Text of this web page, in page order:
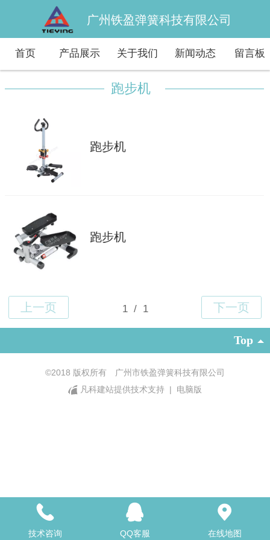
广州铁盈弹簧科技有限公司
首页 产品展示 关于我们 新闻动态 留言板
跑步机
跑步机
跑步机
Top
©2018 版权所有 广州市铁盈弹簧科技有限公司
凡科建站提供技术支持
| 电脑版
技术咨询 QQ客服 在线地图